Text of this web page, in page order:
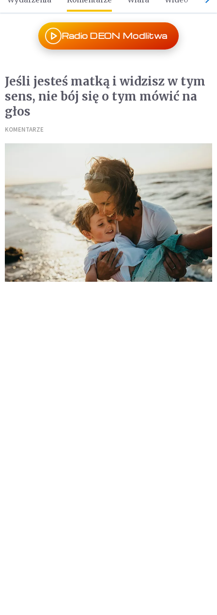
Radio DEON Modlitwa
Jeśli jesteś matką i widzisz w tym
sens, nie bój się o tym mówić na
głos
KOMENTARZE